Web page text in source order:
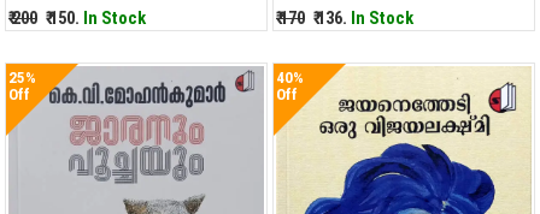
₹ 200 ₹ 150. In Stock
₹ 170 ₹ 136. In Stock
25%
Off
40%
Off